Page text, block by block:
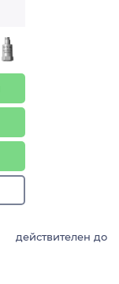
действителен до